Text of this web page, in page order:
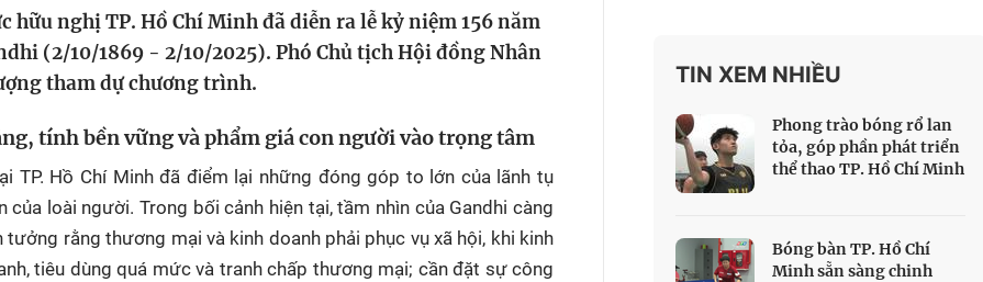
Phim truyền hình
Phim tài liệu
Made By Vietnam
Innovation Fest
Chung một tấm
lòng
Cuộc đua xe đạp
HTV
SEA Games 33
hữu nghị TP. Hồ Chí Minh đã diễn ra lễ kỷ niệm 156 năm
(2/10/1869 - 2/10/2025). Phó Chủ tịch Hội đồng Nhân
tham dự chương trình.
tính bền vững và phẩm giá con người vào trọng tâm
TP. Hồ Chí Minh đã điểm lại những đóng góp to lớn của lãnh tụ
loài người. Trong bối cảnh hiện tại, tầm nhìn của Gandhi càng
rằng thương mại và kinh doanh phải phục vụ xã hội, khi kinh
tiêu dùng quá mức và tranh chấp thương mại; cần đặt sự công
TIN XEM NHIỀU
Phong trào bóng rổ lan
tỏa, góp phần phát triển
thể thao TP. Hồ Chí Minh
Bóng bàn TP. Hồ Chí
Minh sẵn sàng chinh